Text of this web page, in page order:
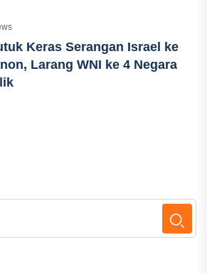
Keras Serangan Israel ke
Larang WNI ke 4 Negara